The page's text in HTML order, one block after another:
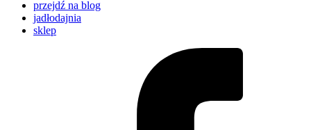
przejdź na blog
jadłodajnia
sklep